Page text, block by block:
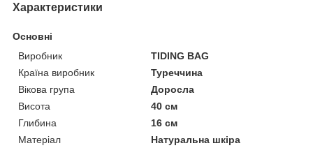
Характеристики
Основні
Виробник
TIDING BAG
Країна виробник
Туреччина
Вікова група
Доросла
Висота
40 см
Глибина
16 см
Матеріал
Натуральна шкіра